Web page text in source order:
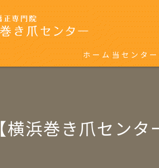
ホーム当センタ
【横浜巻き爪セン